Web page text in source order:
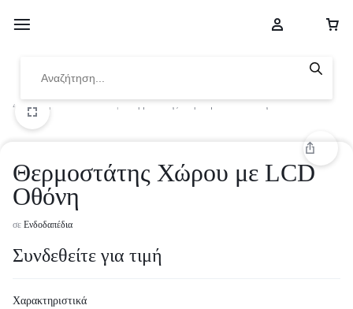
Αρχική
Θερμοστάτης Χώρου με LCD
Οθόνη
σε Ενδοδαπέδια
Συνδεθείτε για τιμή
Χαρακτηριστικά